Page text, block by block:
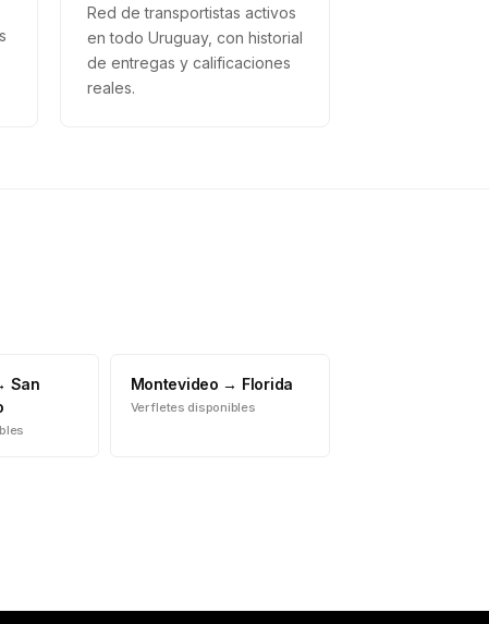
Red de transportistas activos
en todo Uruguay, con historial
de entregas y calificaciones
reales.
San
Montevideo → Florida
Ver fletes disponibles